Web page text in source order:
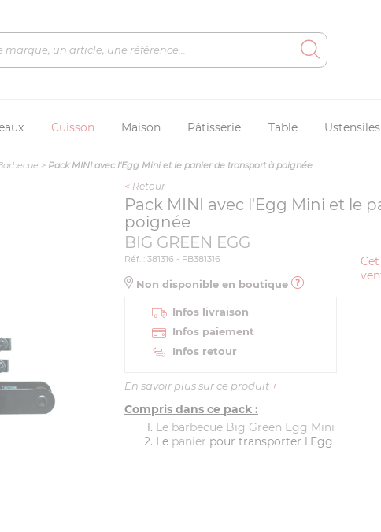
Cuisson Maison Pâtisserie Table
> Pack MINI avec l'Egg Mini et le panier de transport à poignée
< Retour
Pack MINI avec l'Egg Mini et le
poignée
BIG GREEN EGG
Réf. : 381316 - FB381316
Non disponible en boutique
Infos livraison
Infos paiement
Infos retour
En savoir plus sur ce produit +
Compris dans ce pack :
Le barbecue Big Green Egg Mini
Le panier pour transporter l'Egg